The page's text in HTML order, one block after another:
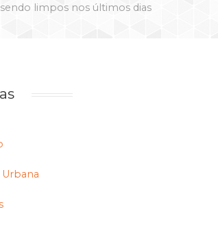
sendo limpos nos últimos dias